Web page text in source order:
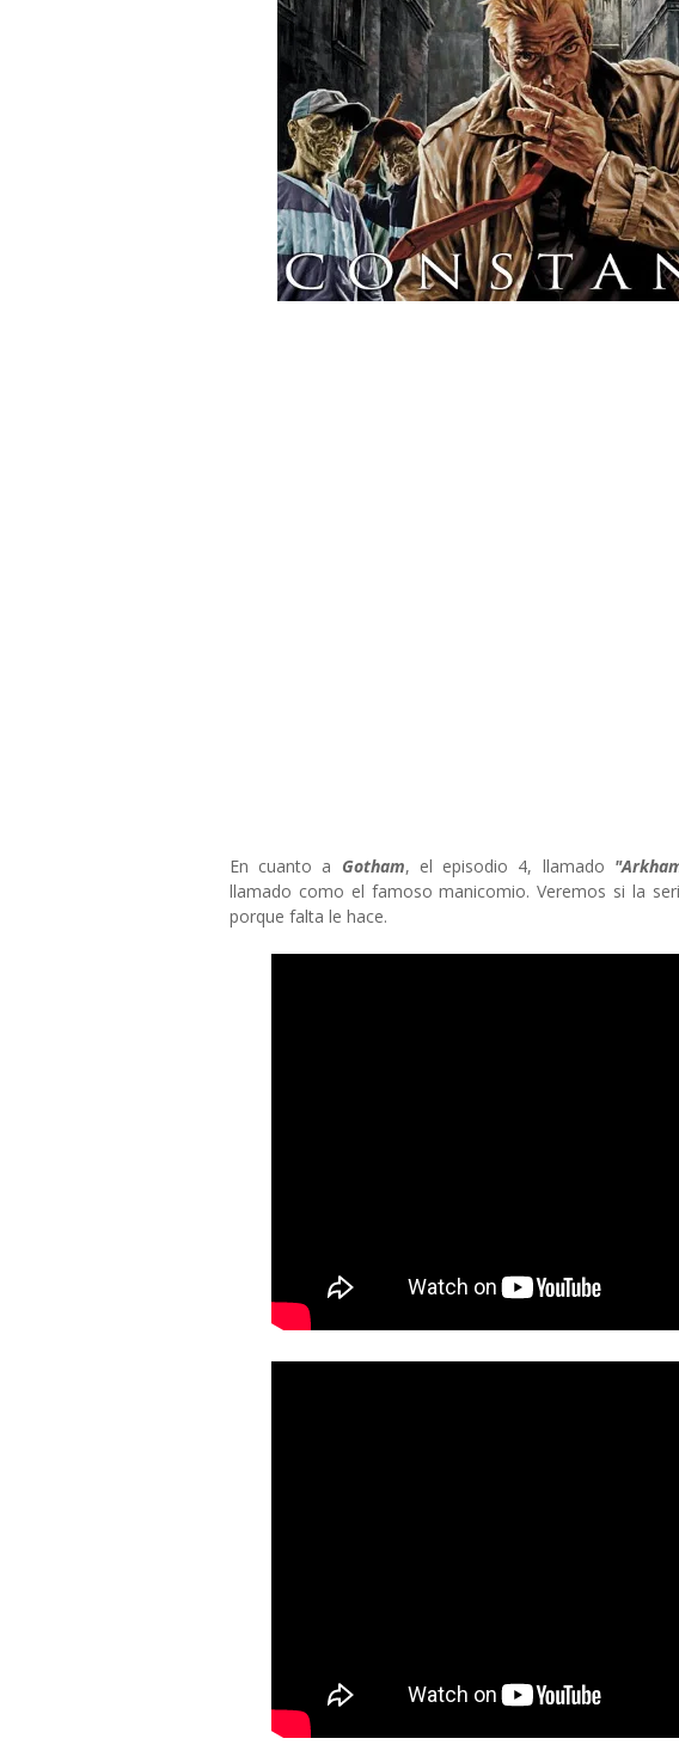
En cuanto a Gotham, el episodio 4, llamado
llamado como el famoso manicomio. Veremos si la
porque falta le hace.